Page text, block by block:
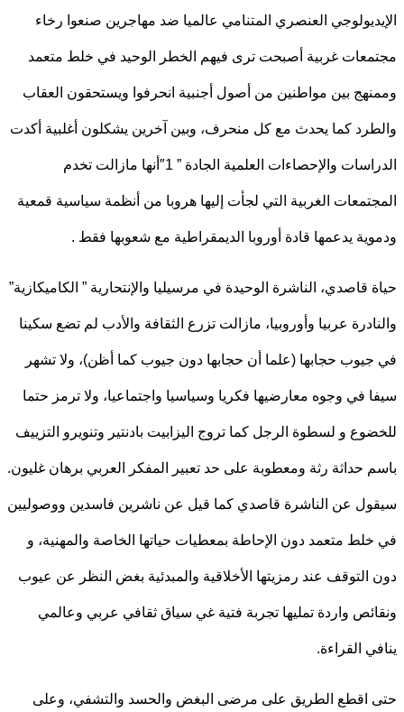
العنصري المتنامي عالميا ضد مهاجرين صنعوا رخاء
غربية أصبحت ترى فيهم الخطر الوحيد في خلط متعمد
بين مواطنين من أصول أجنبية انحرفوا ويستحقون العقاب
كما يحدث مع كل منحرف، وبين آخرين يشكلون أغلبية أكدت
الدراسات والإحصاءات العلمية الجادة ” 1″أنها مازالت تخدم
الغربية التي لجأت إليها هروبا من أنظمة سياسية قمعية
يدعمها قادة أوروبا الديمقراطية مع شعوبها فقط .
قاصدي، الناشرة الوحيدة في مرسيليا والإنتحارية ” الكاميكازية”
عربيا وأوروبيا، مازالت تزرع الثقافة والأدب لم تضع سكينا
حجابها (علما أن حجابها دون جيوب كما أظن)، ولا تشهر
في وجوه معارضيها فكريا وسياسيا واجتماعيا، ولا ترمز حتما
و لسطوة الرجل كما تروج اليزابيت بادنتير وتنويرو التزييف
حداثة رثة ومعطوبة على حد تعبير المفكر العربي برهان غليون.
عن الناشرة قاصدي كما قيل عن ناشرين فاسدين ووصوليين
متعمد دون الإحاطة بمعطيات حياتها الخاصة والمهنية، و
عند رمزيتها الأخلاقية والمبدئية بغض النظر عن عيوب
واردة تمليها تجربة فتية غي سياق ثقافي عربي وعالمي
القراءة.
اقطع الطريق على مرضى البغض والحسد والتشفي، وعلى